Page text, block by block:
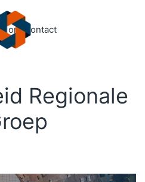
onsContact
Regionale